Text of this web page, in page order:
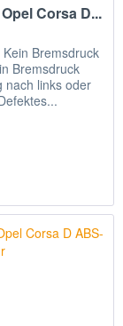
Corsa D...
Bremsdruck
Bremsdruck
nach links oder